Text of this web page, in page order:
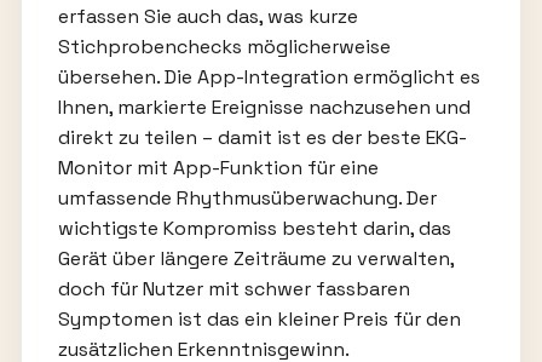
erfassen Sie auch das, was kurze
Stichprobenchecks möglicherweise
übersehen. Die App-Integration ermöglicht es
Ihnen, markierte Ereignisse nachzusehen und
direkt zu teilen – damit ist es der beste EKG-
Monitor mit App-Funktion für eine
umfassende Rhythmusüberwachung. Der
wichtigste Kompromiss besteht darin, das
Gerät über längere Zeiträume zu verwalten,
doch für Nutzer mit schwer fassbaren
Symptomen ist das ein kleiner Preis für den
zusätzlichen Erkenntnisgewinn.